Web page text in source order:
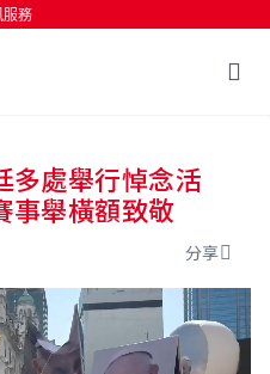
服務
開始搜尋
多處舉行悼念活
舉橫額致敬
分享